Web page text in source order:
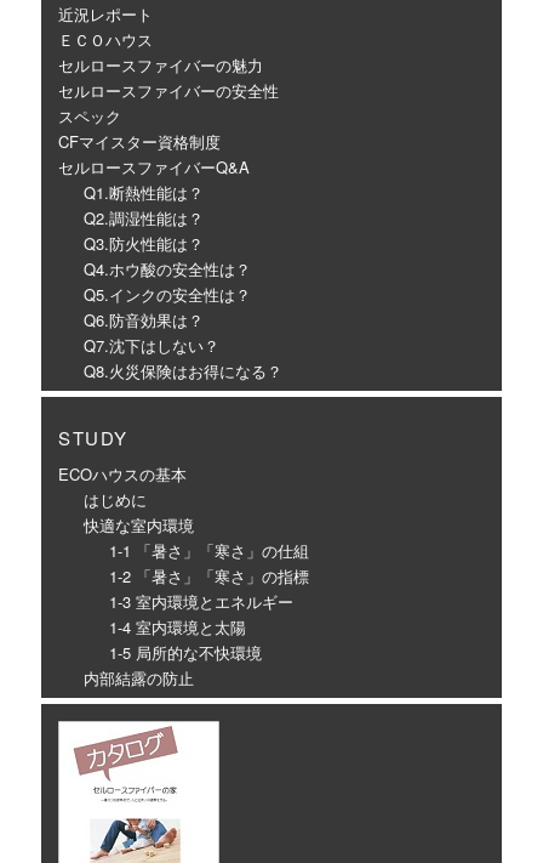
近況レポート
ＥＣＯハウス
セルロースファイバーの魅力
セルロースファイバーの安全性
スペック
CFマイスター資格制度
セルロースファイバーQ&A
Q1.断熱性能は？
Q2.調湿性能は？
Q3.防火性能は？
Q4.ホウ酸の安全性は？
Q5.インクの安全性は？
Q6.防音効果は？
Q7.沈下はしない？
Q8.火災保険はお得になる？
STUDY
ECOハウスの基本
はじめに
快適な室内環境
1-1 「暑さ」「寒さ」の仕組
1-2 「暑さ」「寒さ」の指標
1-3 室内環境とエネルギー
1-4 室内環境と太陽
1-5 局所的な不快環境
内部結露の防止